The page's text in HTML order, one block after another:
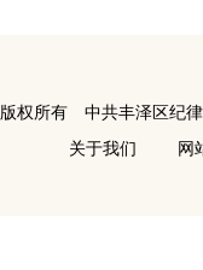
版权所有 中共丰泽区纪
关于我们
网